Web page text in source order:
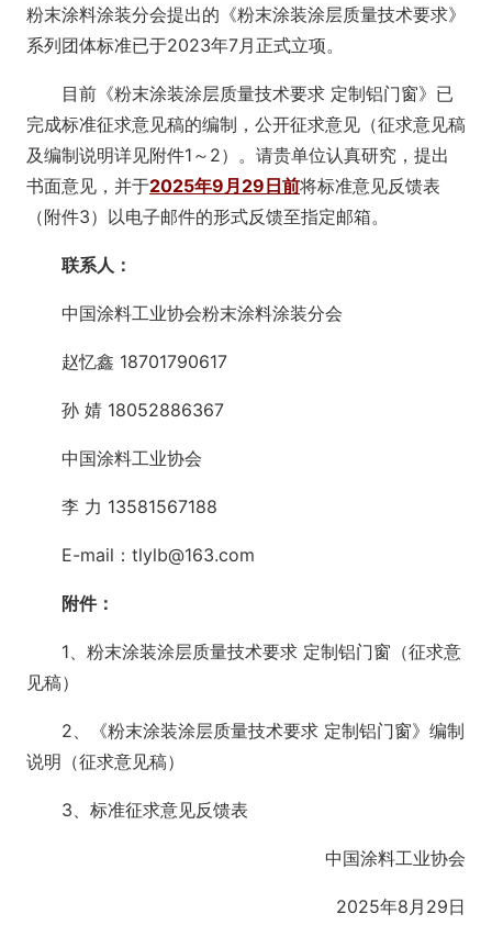
粉末涂料涂装分会提出的《粉末涂装涂层质量技术要求》
系列团体标准已于2023年7月正式立项。
目前《粉末涂装涂层质量技术要求 定制铝门窗》已
完成标准征求意见稿的编制，公开征求意见（征求意见稿
及编制说明详见附件1～2）。请贵单位认真研究，提出
书面意见，并于2025年9月29日前将标准意见反馈表
（附件3）以电子邮件的形式反馈至指定邮箱。
联系人：
中国涂料工业协会粉末涂料涂装分会
赵忆鑫 18701790617
孙 婧 18052886367
中国涂料工业协会
李 力 13581567188
E-mail：tlylb@163.com
附件：
1、粉末涂装涂层质量技术要求 定制铝门窗（征求意
见稿）
2、《粉末涂装涂层质量技术要求 定制铝门窗》编制
说明（征求意见稿）
3、标准征求意见反馈表
中国涂料工业协会
2025年8月29日